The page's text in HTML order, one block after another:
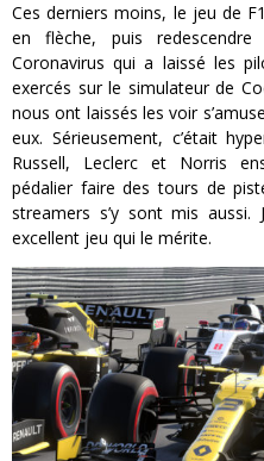
Ces derniers moins, le jeu de
en flèche, puis
Coronavirus qui a laissé les
exercés sur le simulateur de
nous ont laissés les voir
eux. Sérieusement, c’était
Russell, Leclerc et Norris
pédalier faire des tours de
streamers s’y sont mis
excellent jeu qui le mérite.